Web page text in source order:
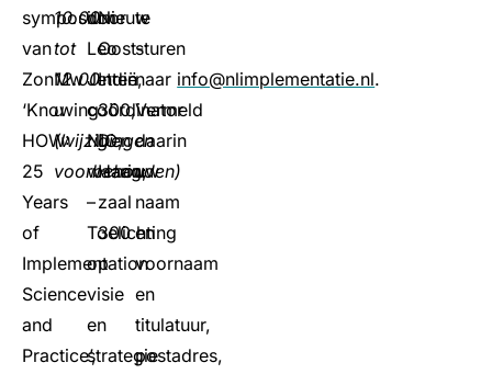
symposium
van
ZonMw
‘Knowing
HOW:
25
Years
of
Implementation
Science
and
Practice’,
10.00
tot
12.00
u
(wijzigingen
voorbehouden)
door
Leo
Jetten,
coördinator
NIC,
waarin:
–
Toelichting
op
visie
en
strategie
Nieuw
Oost-
Indië
300,
Den
Haag,
zaal
300
te
sturen
naar info@nlimplementatie.nl.
Vermeld
daarin
uw
naam
en
voornaam
en
titulatuur,
postadres,